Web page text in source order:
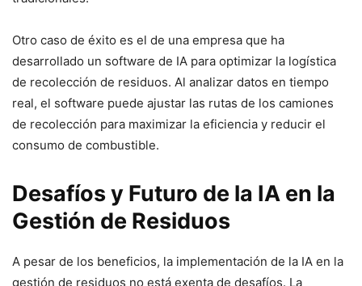
Otro caso de éxito es el de una empresa que ha
desarrollado un software de IA para optimizar la logística
de recolección de residuos. Al analizar datos en tiempo
real, el software puede ajustar las rutas de los camiones
de recolección para maximizar la eficiencia y reducir el
consumo de combustible.
Desafíos y Futuro de la IA en la
Gestión de Residuos
A pesar de los beneficios, la implementación de la IA en la
gestión de residuos no está exenta de desafíos. La